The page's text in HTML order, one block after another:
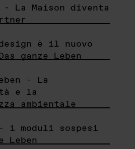
- La Maison diventa
è il nuovo
ganze Leben
- La
e la
ambientale
i moduli sospesi
Leben